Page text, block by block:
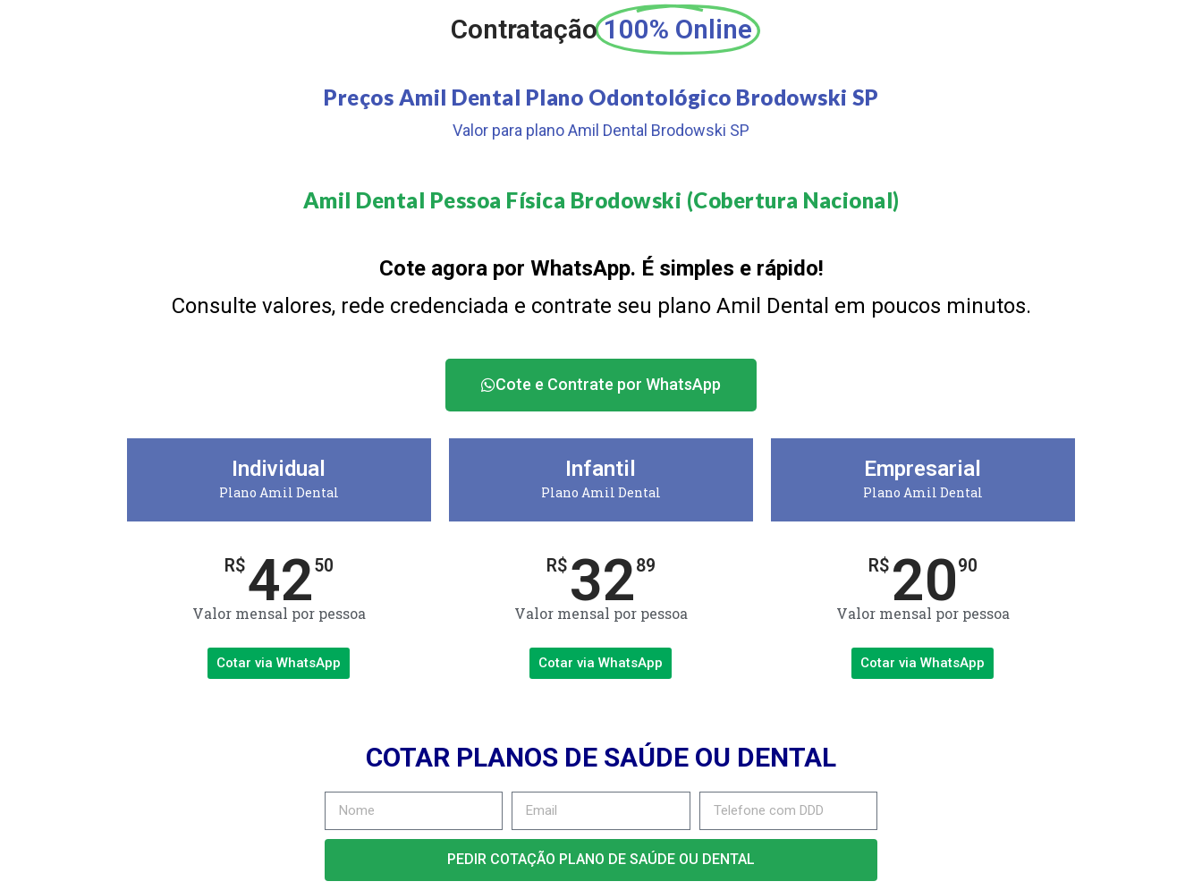
Contratação 100% Online
Preços Amil Dental Plano Odontológico Brodowski SP
Valor para plano Amil Dental Brodowski SP
Amil Dental Pessoa Física Brodowski (Cobertura Nacional)​
Cote agora por WhatsApp. É simples e rápido!
Consulte valores, rede credenciada e contrate seu plano Amil Dental em poucos minutos.
Cote e Contrate por WhatsApp
Individual
Plano Amil Dental
R$4250
Valor mensal por pessoa
Cotar via WhatsApp
Infantil
Plano Amil Dental
R$ 3289
Valor mensal por pessoa
Cotar via WhatsApp
Empresarial
Plano Amil Dental
R$ 2090
Valor mensal por pessoa
Cotar via WhatsApp
COTAR PLANOS DE SAÚDE OU DENTAL
PEDIR COTAÇÃO PLANO DE SAÚDE OU DENTAL